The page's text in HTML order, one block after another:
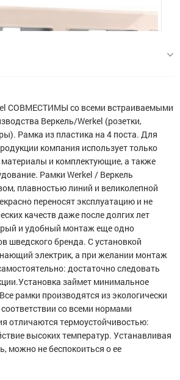
Рамка из акрила на 4 поста айвори Серия Acrylic
впечатлением о нём, и другие
благодарны.
Favorit Рамка на 4 поста,
Меньше месяца
Несколько месяцев
Больше года
определиться с выбором.
качество, удобство, соответствие
которые написаны большими
ненормативную лексику и
СОВМЕСТИМЫ со всеми встраиваемыми
Веркель/Werkel (розетки,
Рамка из пластика на 4 поста. Для
компания использует только
и комплектующие, а также
Рамки Werkel / Веркель
плавностью линий и великолепной
переносят эксплуатацию и не
качеств даже после долгих лет
и удобный монтаж еще одно
шведского бренда. С установкой
электрик, а при желании монтаж
достаточно следовать
займет минимальное
рамки производятся из экологически
со всеми нормами
отличаются термоустойчивостью:
высоких температур. Устанавливая
можно не беспокоиться о ее